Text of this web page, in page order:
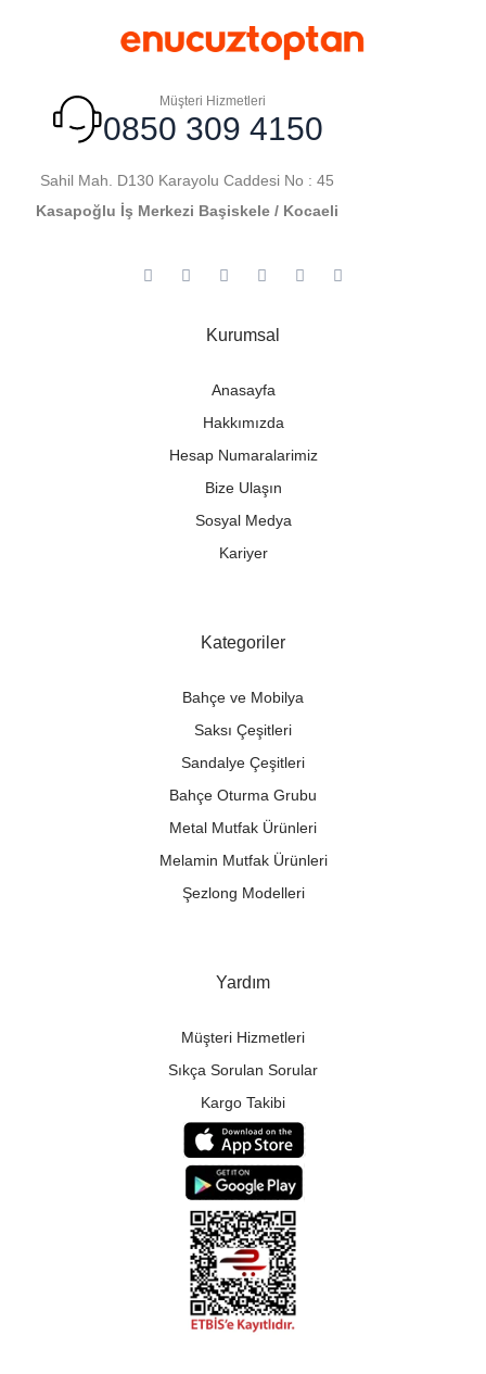
Müşteri Hizmetleri
0850 309 4150
Sahil Mah. D130 Karayolu Caddesi No : 45
Kasapoğlu İş Merkezi Başiskele / Kocaeli
Kurumsal
Anasayfa
Hakkımızda
Hesap Numaralarimiz
Bize Ulaşın
Sosyal Medya
Kariyer
Kategoriler
Bahçe ve Mobilya
Saksı Çeşitleri
Sandalye Çeşitleri
Bahçe Oturma Grubu
Metal Mutfak Ürünleri
Melamin Mutfak Ürünleri
Şezlong Modelleri
Yardım
Müşteri Hizmetleri
Sıkça Sorulan Sorular
Kargo Takibi